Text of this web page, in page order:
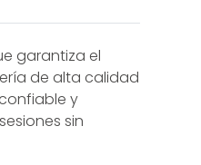
los
garantiza el
de alta calidad
y
sin